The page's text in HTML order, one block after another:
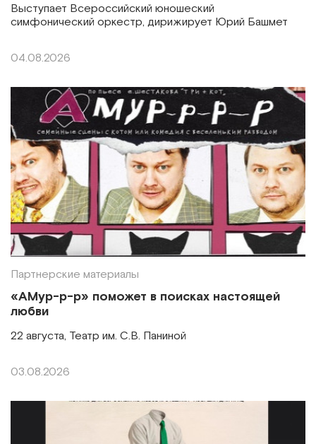
Выступает Всероссийский юношеский
симфонический оркестр, дирижирует Юрий Башмет
04.08.2026
Партнерские материалы
«АМур-р-р» поможет в поисках настоящей
любви
22 августа, Театр им. С.В. Паниной
03.08.2026